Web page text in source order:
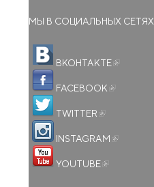
МЫ В СОЦИАЛЬНЫХ СЕТЯХ
ВКОНТАКТЕ
FACEBOOK
TWITTER
INSTAGRAM
YOUTUBE